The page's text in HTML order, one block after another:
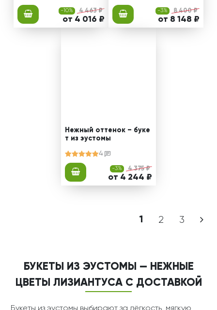
-10% 4 463 ₽
от 4 016 ₽
-3% 8 400 ₽
от 8 148 ₽
Нежный оттенок – буке
т из эустомы
4
-3% 4 375 ₽
от 4 244 ₽
1 2 3
БУКЕТЫ ИЗ ЭУСТОМЫ — НЕЖНЫЕ
ЦВЕТЫ ЛИЗИАНТУСА С ДОСТАВКОЙ